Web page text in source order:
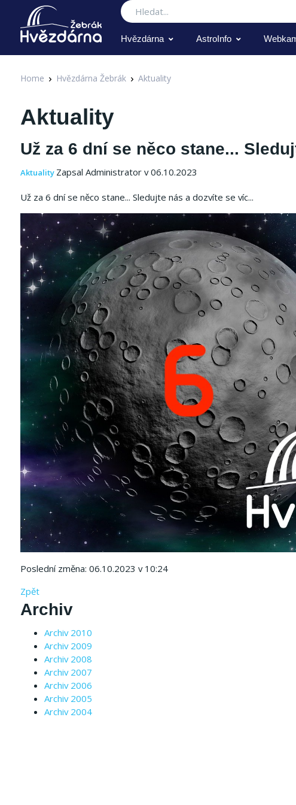
Hledat
Hvězdárna AstroInfo
Home Hvězdárna Žebrák Aktuality
Aktuality
Už za 6 dní se něco stane...
Aktuality Zapsal Administrator v 06.10.2023
Už za 6 dní se něco stane... Sledujte nás a dozvíte se víc...
Poslední změna: 06.10.2023 v 10:24
Zpět
Archiv
Archiv 2010
Archiv 2009
Archiv 2008
Archiv 2007
Archiv 2006
Archiv 2005
Archiv 2004